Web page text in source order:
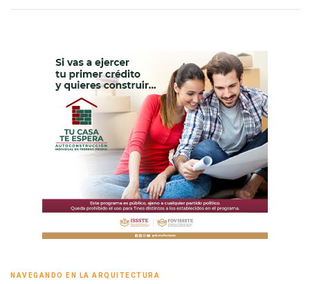
NAVEGANDO EN LA ARQUITECTURA